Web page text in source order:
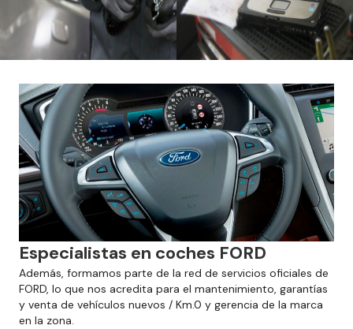
Especialistas en coches FORD
Además, formamos parte de la red de servicios oficiales de
FORD, lo que nos acredita para el mantenimiento, garantías
y venta de vehículos nuevos / Km.0 y gerencia de la marca
en la zona.